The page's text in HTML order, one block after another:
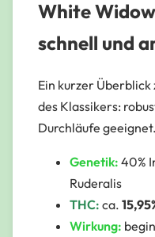
White
schnell und
Ein kurzer
des Klassikers:
Durchläufe geeignet.
Genetik: 40%
Ruderalis
THC: ca.
Wirkung: